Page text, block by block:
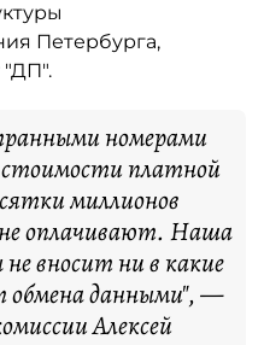
Петербурга,
"ДП".
номерами
платной
миллионов
оплачивают. Наша
вносит ни в какие
обмена данными", —
Алексей